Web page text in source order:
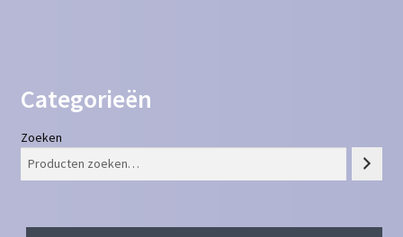
Categorieën
Zoeken